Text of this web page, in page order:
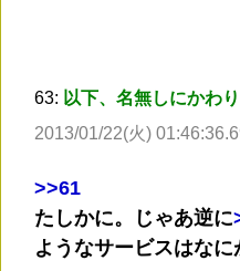
63: 以下、名無しにかわ
2013/01/22(火)
>>61
たしかに。じゃあ逆に
ようなサービスはなに